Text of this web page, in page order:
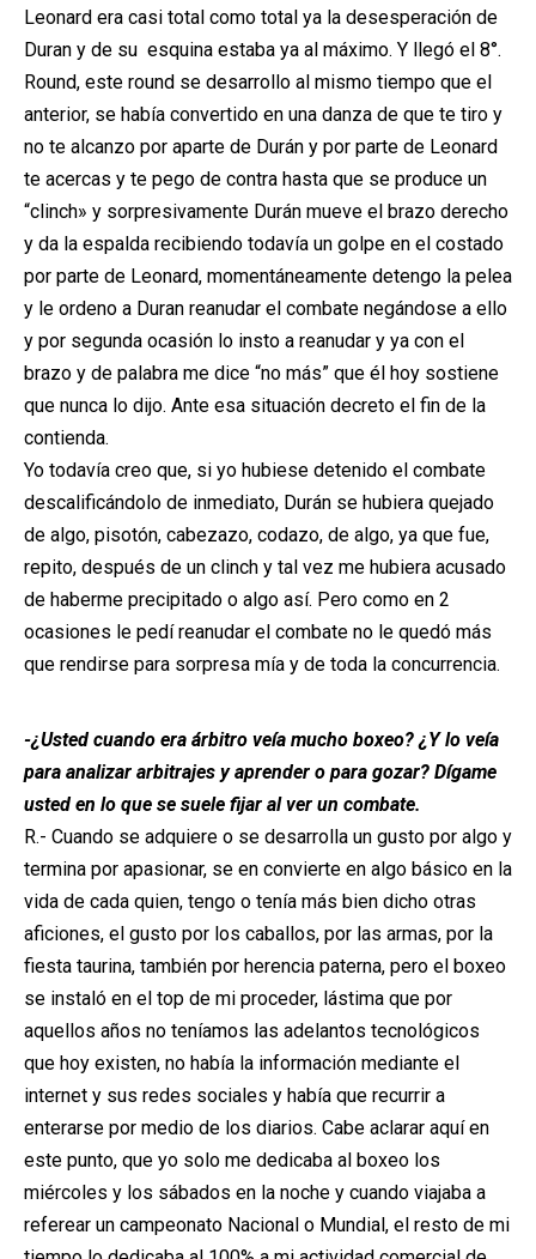
Leonard era casi total como total ya la desesperación de
Duran y de su esquina estaba ya al máximo. Y llegó el 8°.
Round, este round se desarrollo al mismo tiempo que el
anterior, se había convertido en una danza de que te tiro y
no te alcanzo por aparte de Durán y por parte de Leonard
te acercas y te pego de contra hasta que se produce un
“clinch» y sorpresivamente Durán mueve el brazo derecho
y da la espalda recibiendo todavía un golpe en el costado
por parte de Leonard, momentáneamente detengo la pelea
y le ordeno a Duran reanudar el combate negándose a ello
y por segunda ocasión lo insto a reanudar y ya con el
brazo y de palabra me dice “no más” que él hoy sostiene
que nunca lo dijo. Ante esa situación decreto el fin de la
contienda.
Yo todavía creo que, si yo hubiese detenido el combate
descalificándolo de inmediato, Durán se hubiera quejado
de algo, pisotón, cabezazo, codazo, de algo, ya que fue,
repito, después de un clinch y tal vez me hubiera acusado
de haberme precipitado o algo así. Pero como en 2
ocasiones le pedí reanudar el combate no le quedó más
que rendirse para sorpresa mía y de toda la concurrencia.
-¿Usted cuando era árbitro veía mucho boxeo? ¿Y lo veía
para analizar arbitrajes y aprender o para gozar? Dígame
usted en lo que se suele fijar al ver un combate.
R.- Cuando se adquiere o se desarrolla un gusto por algo y
termina por apasionar, se en convierte en algo básico en la
vida de cada quien, tengo o tenía más bien dicho otras
aficiones, el gusto por los caballos, por las armas, por la
fiesta taurina, también por herencia paterna, pero el boxeo
se instaló en el top de mi proceder, lástima que por
aquellos años no teníamos las adelantos tecnológicos
que hoy existen, no había la información mediante el
internet y sus redes sociales y había que recurrir a
enterarse por medio de los diarios. Cabe aclarar aquí en
este punto, que yo solo me dedicaba al boxeo los
miércoles y los sábados en la noche y cuando viajaba a
referear un campeonato Nacional o Mundial, el resto de mi